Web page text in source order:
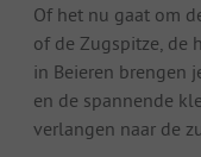
Of het nu gaat om
of de Zugspitze, de
in Beieren brengen
en de spannende
verlangen naar de